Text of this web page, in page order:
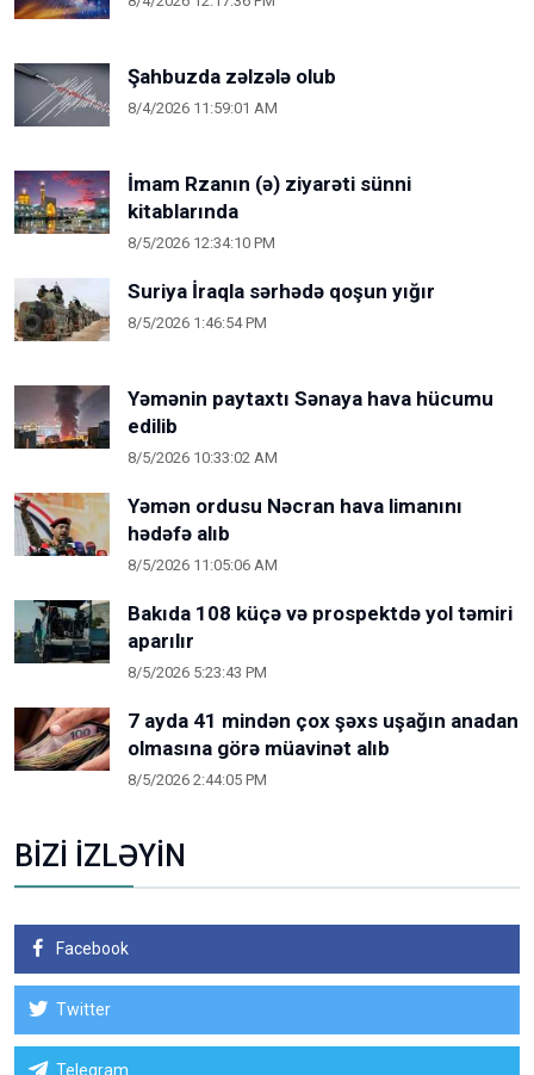
Şahbuzda zəlzələ olub
8/4/2026 11:59:01 AM
İmam Rzanın (ə) ziyarəti sünni
kitablarında
8/5/2026 12:34:10 PM
Suriya İraqla sərhədə qoşun yığır
8/5/2026 1:46:54 PM
Yəmənin paytaxtı Sənaya hava hücumu
edilib
8/5/2026 10:33:02 AM
Yəmən ordusu Nəcran hava limanını
hədəfə alıb
8/5/2026 11:05:06 AM
Bakıda 108 küçə və prospektdə yol təmiri
aparılır
8/5/2026 5:23:43 PM
7 ayda 41 mindən çox şəxs uşağın anadan
olmasına görə müavinət alıb
8/5/2026 2:44:05 PM
BİZİ İZLƏYİN
Facebook
Twitter
Telegram